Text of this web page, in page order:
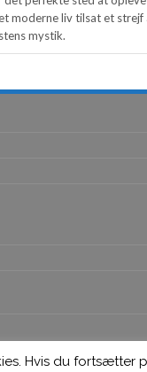
moderne liv tilsat et strejf
mystik.
ApS- Alle
Hvis du fortsætter